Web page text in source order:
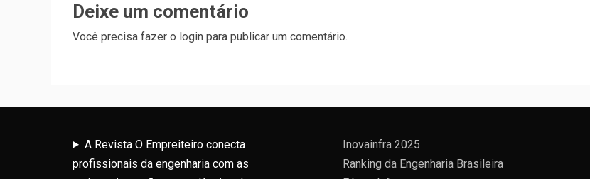
Deixe um comentário
Você precisa fazer o login para publicar um comentário.
A Revista O Empreiteiro conecta
profissionais da engenharia com as
Inovainfra 2025
Ranking da Engenharia Brasileira